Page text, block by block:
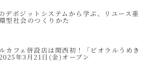
デポジットシステムから学ぶ、リユース重
型社会のつくりかた
カフェ併設店は関西初！「ビオラルうめき
年3月21日(金)オープン